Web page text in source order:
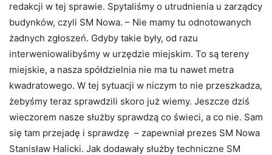
redakcji w tej sprawie. Spytaliśmy o utrudnienia u zarządcy
budynków, czyli SM Nowa. – Nie mamy tu odnotowanych
żadnych zgłoszeń. Gdyby takie były, od razu
interweniowalibyśmy w urzędzie miejskim. To są tereny
miejskie, a nasza spółdzielnia nie ma tu nawet metra
kwadratowego. W tej sytuacji w niczym to nie przeszkadza,
żebyśmy teraz sprawdzili skoro już wiemy. Jeszcze dziś
wieczorem nasze służby sprawdzą co świeci, a co nie. Sam
się tam przejadę i sprawdzę – zapewniał prezes SM Nowa
Stanisław Halicki. Jak dodawały służby techniczne SM